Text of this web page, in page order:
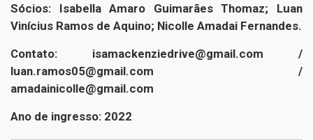
Sócios: Isabella Amaro Guimarães Thomaz; Luan
Vinícius Ramos de Aquino; Nicolle Amadai Fernandes.
Contato: isamackenziedrive@gmail.com /
luan.ramos05@gmail.com /
amadainicolle@gmail.com
Ano de ingresso: 2022